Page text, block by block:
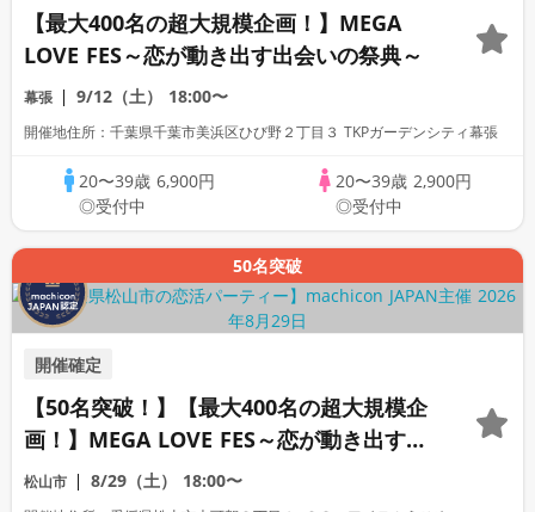
【最大400名の超大規模企画！】MEGA
LOVE FES～恋が動き出す出会いの祭典～
幕張 9/12（土） 18:00〜
開催地住所：千葉県千葉市美浜区ひび野２丁目３ TKPガーデンシティ幕張
20〜39歳 6,900円
◎受付中
20〜39歳 2,900円
◎受付中
50名突破
開催確定
【50名突破！】【最大400名の超大規模企
画！】MEGA LOVE FES～恋が動き出す出
会いの祭典～
松山市 8/29（土） 18:00〜